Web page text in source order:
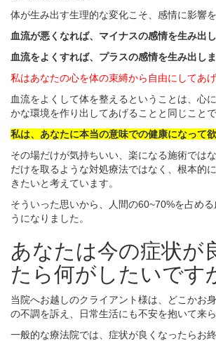
体が生み出す生理的な変化こそ、感情に影響を
血流が悪くなれば、マイナスの感情を生み出し
血流をよくすれば、プラスの感情を生み出しま
私はあなたの心を体の束縛から自由にしてあげ
血流をよくして体を整えるということは、心
かな環境を作り出してあげることと同じことで
私は、あなたに本当の意味での健康になって欲
その場だけが気持ちいい、楽になる施術では
だけを取るような対処療法ではなく、根本的
きたいと考えています。
そういった思いから、人間の60~70%を占め
うになりました。
あなたは今の症状が
たら何がしたいです
当院へお越しのクライアント様は、どこかお
の不調を訴え、日常生活にも不安を抱いて来ら
一般的な療法院では、症状が良くなったらお終